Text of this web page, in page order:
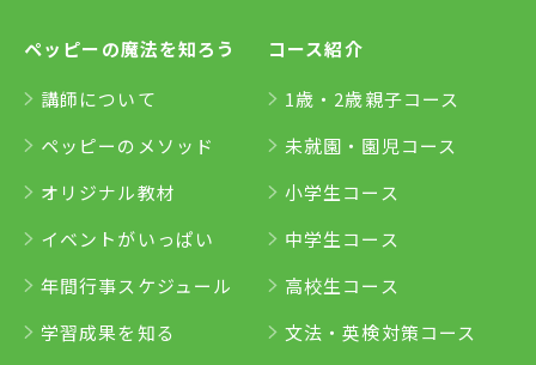
ペッピーの魔法を知ろう
講師について
ペッピーのメソッド
オリジナル教材
イベントがいっぱい
年間行事スケジュール
学習成果を知る
コース紹介
1歳・2歳親子コース
未就園・園児コース
小学生コース
中学生コース
高校生コース
文法・英検対策コース